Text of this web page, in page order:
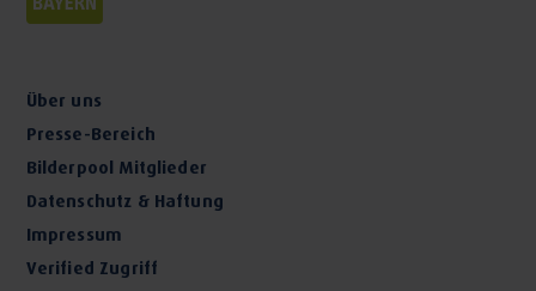
Über uns
Presse-Bereich
Bilderpool Mitglieder
Datenschutz & Haftung
Impressum
Verified Zugriff